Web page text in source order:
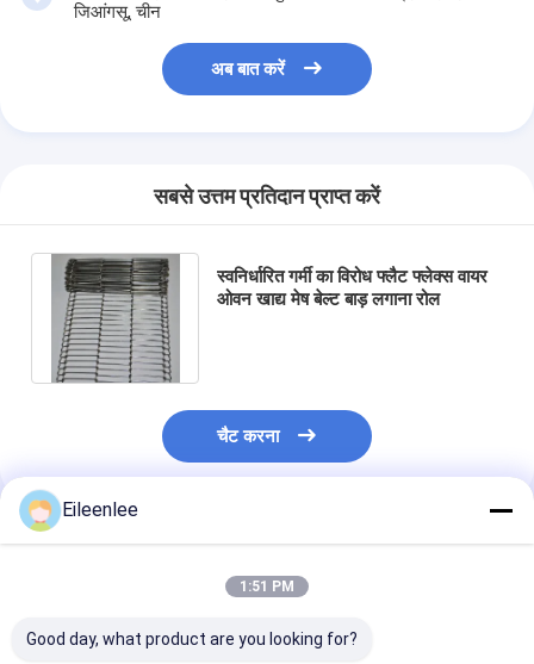
जिआंगसू, चीन
अब बात करें
सबसे उत्तम प्रतिदान प्राप्त करें
स्वनिर्धारित गर्मी का विरोध फ्लैट फ्लेक्स वायर
ओवन खाद्य मेष बेल्ट बाड़ लगाना रोल
चैट करना
अनुशंसित उत्पाद
Eileenlee
1:51 PM
Good day, what product are you looking for?